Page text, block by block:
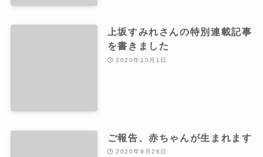
上坂すみれさんの特別連載記事
を書きました
2020年10月1日
ご報告、赤ちゃんが生まれます
2020年9月26日